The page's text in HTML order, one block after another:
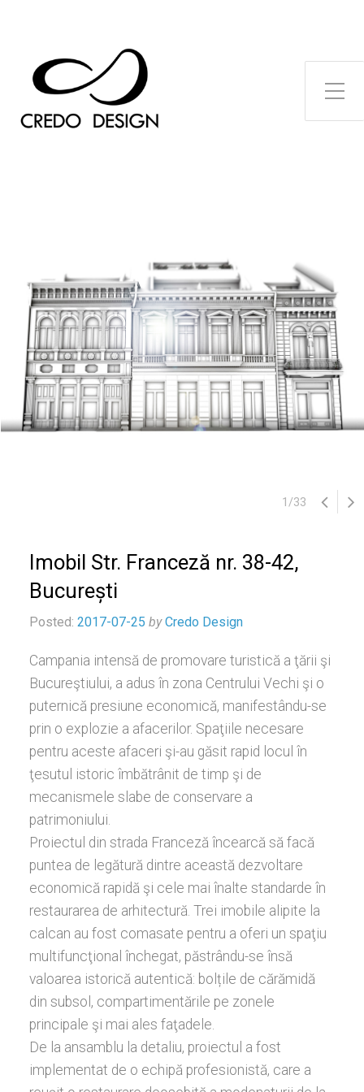
Toggle Side Menu
1/33
Imobil Str. Franceză nr. 38-42,
București
Posted: 2017-07-25 by Credo Design
Campania intensă de promovare turistică a ţării şi
Bucureştiului, a adus în zona Centrului Vechi şi o
puternică presiune economică, manifestându-se
prin o explozie a afacerilor. Spaţiile necesare
pentru aceste afaceri şi-au găsit rapid locul în
ţesutul istoric îmbătrânit de timp şi de
mecanismele slabe de conservare a
patrimoniului.
Proiectul din strada Franceză încearcă să facă
puntea de legătură dintre această dezvoltare
economică rapidă şi cele mai înalte standarde în
restaurarea de arhitectură. Trei imobile alipite la
calcan au fost comasate pentru a oferi un spaţiu
multifuncţional închegat, păstrându-se însă
valoarea istorică autentică: bolțile de cărămidă
din subsol, compartimentările pe zonele
principale şi mai ales faţadele.
De la ansamblu la detaliu, proiectul a fost
implementat de o echipă profesionistă, care a